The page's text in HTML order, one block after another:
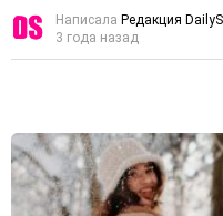
Написала Редакция
3 года назад